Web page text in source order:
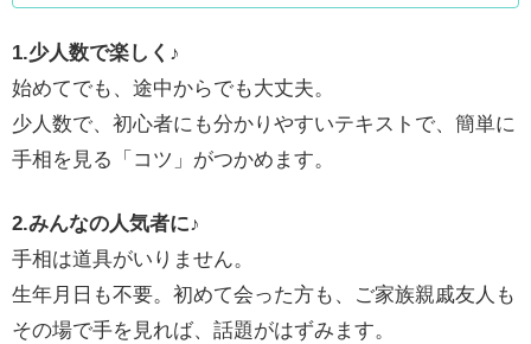
1.少人数で楽しく♪
始めてでも、途中からでも大丈夫。
少人数で、初心者にも分かりやすいテキストで、簡単に
手相を見る「コツ」がつかめます。
2.みんなの人気者に♪
手相は道具がいりません。
生年月日も不要。初めて会った方も、ご家族親戚友人も
その場で手を見れば、話題がはずみます。